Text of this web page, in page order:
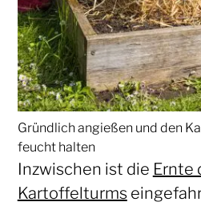
Gründlich angießen und den
feucht halten
Inzwischen ist die Ernte
Kartoffelturms